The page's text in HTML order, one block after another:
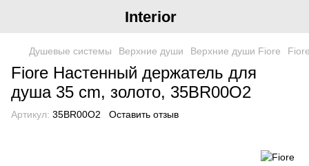
Interior
Душевые системы Верхние души Верхние души Fiore
Fiore Настенный держатель для
душа 35 cm, золото, 35BR00O2
Артикул: 35BR00O2 Оставить отзыв